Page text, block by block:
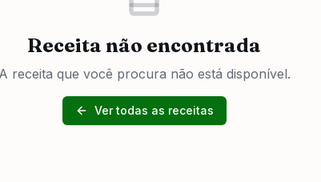
Receita não encontrada
A receita que você procura não está disponível.
Ver todas as receitas